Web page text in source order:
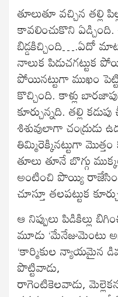
తూలుతూ వచ్చిన తల్లి
కావలించుకొని
బిడ్డకిచ్చింది….ఏదో
నాలుక పిడుచగట్టుక
పోయినట్టుగా ముఖం
కొచ్చింది. కాళ్లు
కూర్చున్నది. తల్లి కడుపు
శిశువులాగా
తిమ్మిరెక్కినట్టుగా
తూలు తూనే బొగ్గు
అంటించి పొయ్యి
చూస్తూ తలపట్టుక
ఆ నిప్పులు పిడికిల్లు
మూడు
‘కార్మికుల న్యాయమైన
పొట్టివాడు,
రాగెంటికెలవాడు,